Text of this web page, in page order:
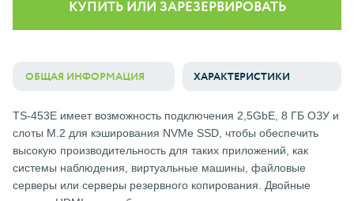
КУПИТЬ ИЛИ ЗАРЕЗЕРВИРОВАТЬ
ОБЩАЯ ИНФОРМАЦИЯ ХАРАКТЕРИСТИКИ
TS-453E имеет возможность подключения 2,5GbE, 8 ГБ ОЗУ и
слоты M.2 для кэширования NVMe SSD, чтобы обеспечить
высокую производительность для таких приложений, как
системы наблюдения, виртуальные машины, файловые
серверы или серверы резервного копирования. Двойные